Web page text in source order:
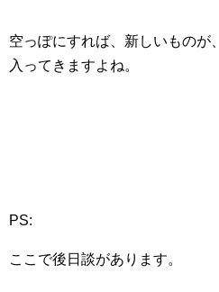
空っぽにすれば、新しいものが、
入ってきますよね。
PS:
ここで後日談があります。